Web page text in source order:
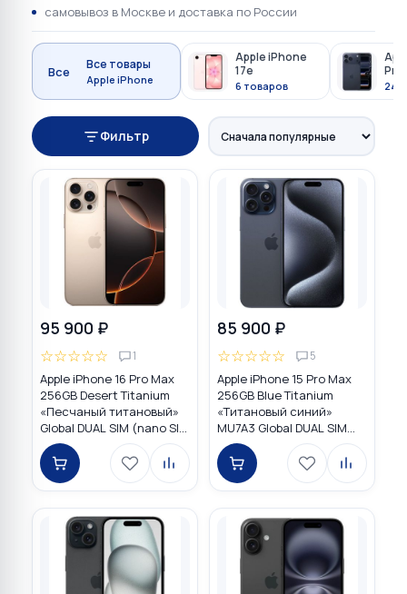
самовывоз в Москве и доставка по России
Все Все товары
Apple iPhone
Apple iPhone
17e
6 товаров
Pro
24
Фильтр
95 900 ₽
☆☆☆☆☆ 1
Apple iPhone 16 Pro Max
256GB Desert Titanium
«Песчаный титановый»
Global DUAL SIM (nano SIM
+ eSIM)
85 900 ₽
☆☆☆☆☆ 5
Apple iPhone 15 Pro Max
256GB Blue Titanium
«Титановый синий»
MU7A3 Global DUAL SIM
(nano SIM + eSIM)